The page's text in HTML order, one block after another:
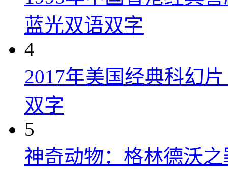
蓝光双语双字
4
2017年美国经典科幻
双字
5
神奇动物：格林德沃之